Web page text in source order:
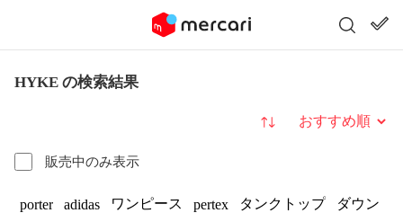
HYKE の検索結果
販売中のみ表示
並び替え
porter adidas ワンピース pertex タンクトップ
ダウン